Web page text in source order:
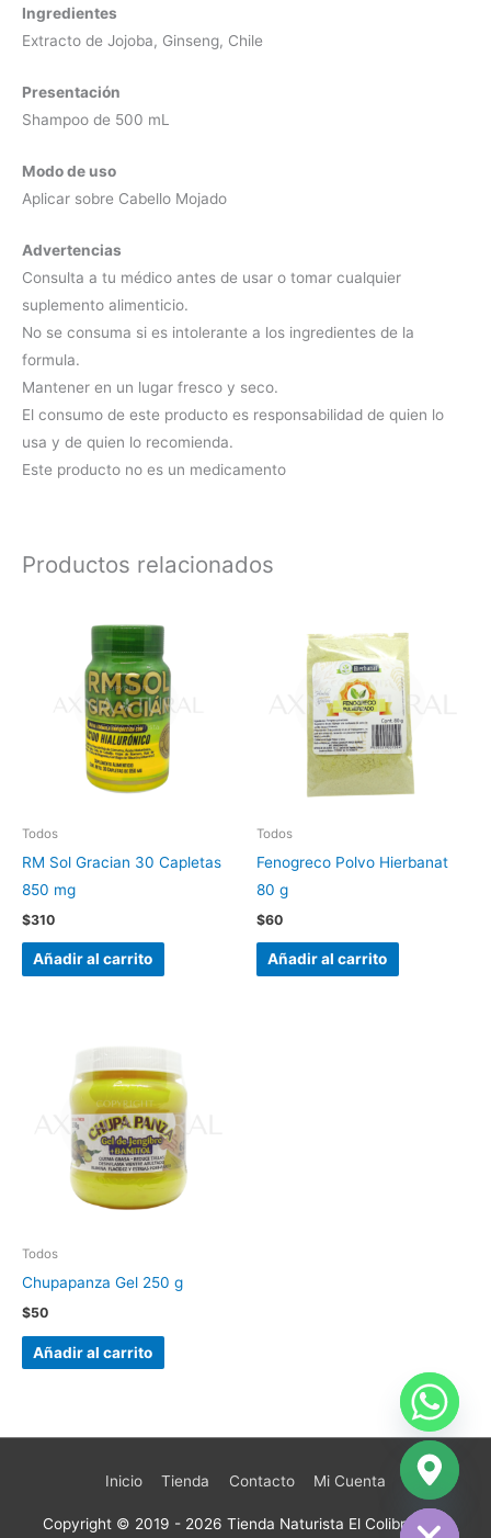
Ingredientes
Extracto de Jojoba, Ginseng, Chile
Presentación
Shampoo de 500 mL
Modo de uso
Aplicar sobre Cabello Mojado
Advertencias
Consulta a tu médico antes de usar o tomar cualquier
suplemento alimenticio.
No se consuma si es intolerante a los ingredientes de la
formula.
Mantener en un lugar fresco y seco.
El consumo de este producto es responsabilidad de quien lo
usa y de quien lo recomienda.
Este producto no es un medicamento
Productos relacionados
Todos
RM Sol Gracian 30 Capletas
850 mg
$310
Añadir al carrito
Todos
Fenogreco Polvo Hierbanat
80 g
$60
Añadir al carrito
Todos
Chupapanza Gel 250 g
$50
Añadir al carrito
Inicio Tienda Contacto Mi Cuenta
Copyright © 2019 - 2026 Tienda Naturista El Colibrí | San
Hide
chaty